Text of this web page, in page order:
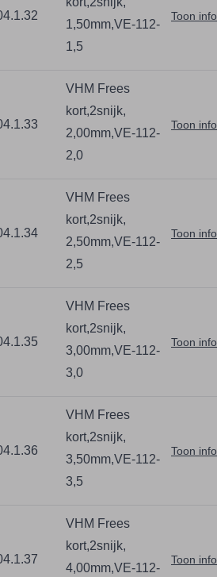
1,50mm,VE-112-
1,5
Toon info
VHM Frees
kort,2snijk,
2,00mm,VE-112-
2,0
Toon info
VHM Frees
kort,2snijk,
2,50mm,VE-112-
2,5
Toon info
VHM Frees
kort,2snijk,
3,00mm,VE-112-
3,0
Toon info
VHM Frees
kort,2snijk,
3,50mm,VE-112-
3,5
Toon info
VHM Frees
kort,2snijk,
4,00mm,VE-112-
Toon info